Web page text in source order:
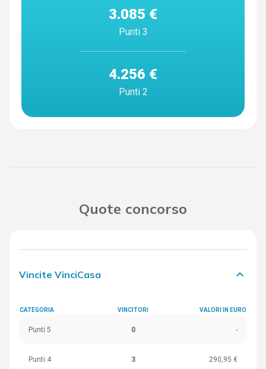
3.085 €
Punti 3
4.256 €
Punti 2
Quote concorso
Vincite VinciCasa keyboard_arrow_down
CATEGORIA VINCITORI VALORI IN EURO
Punti 5 0 -
Punti 4 3 290,95 €